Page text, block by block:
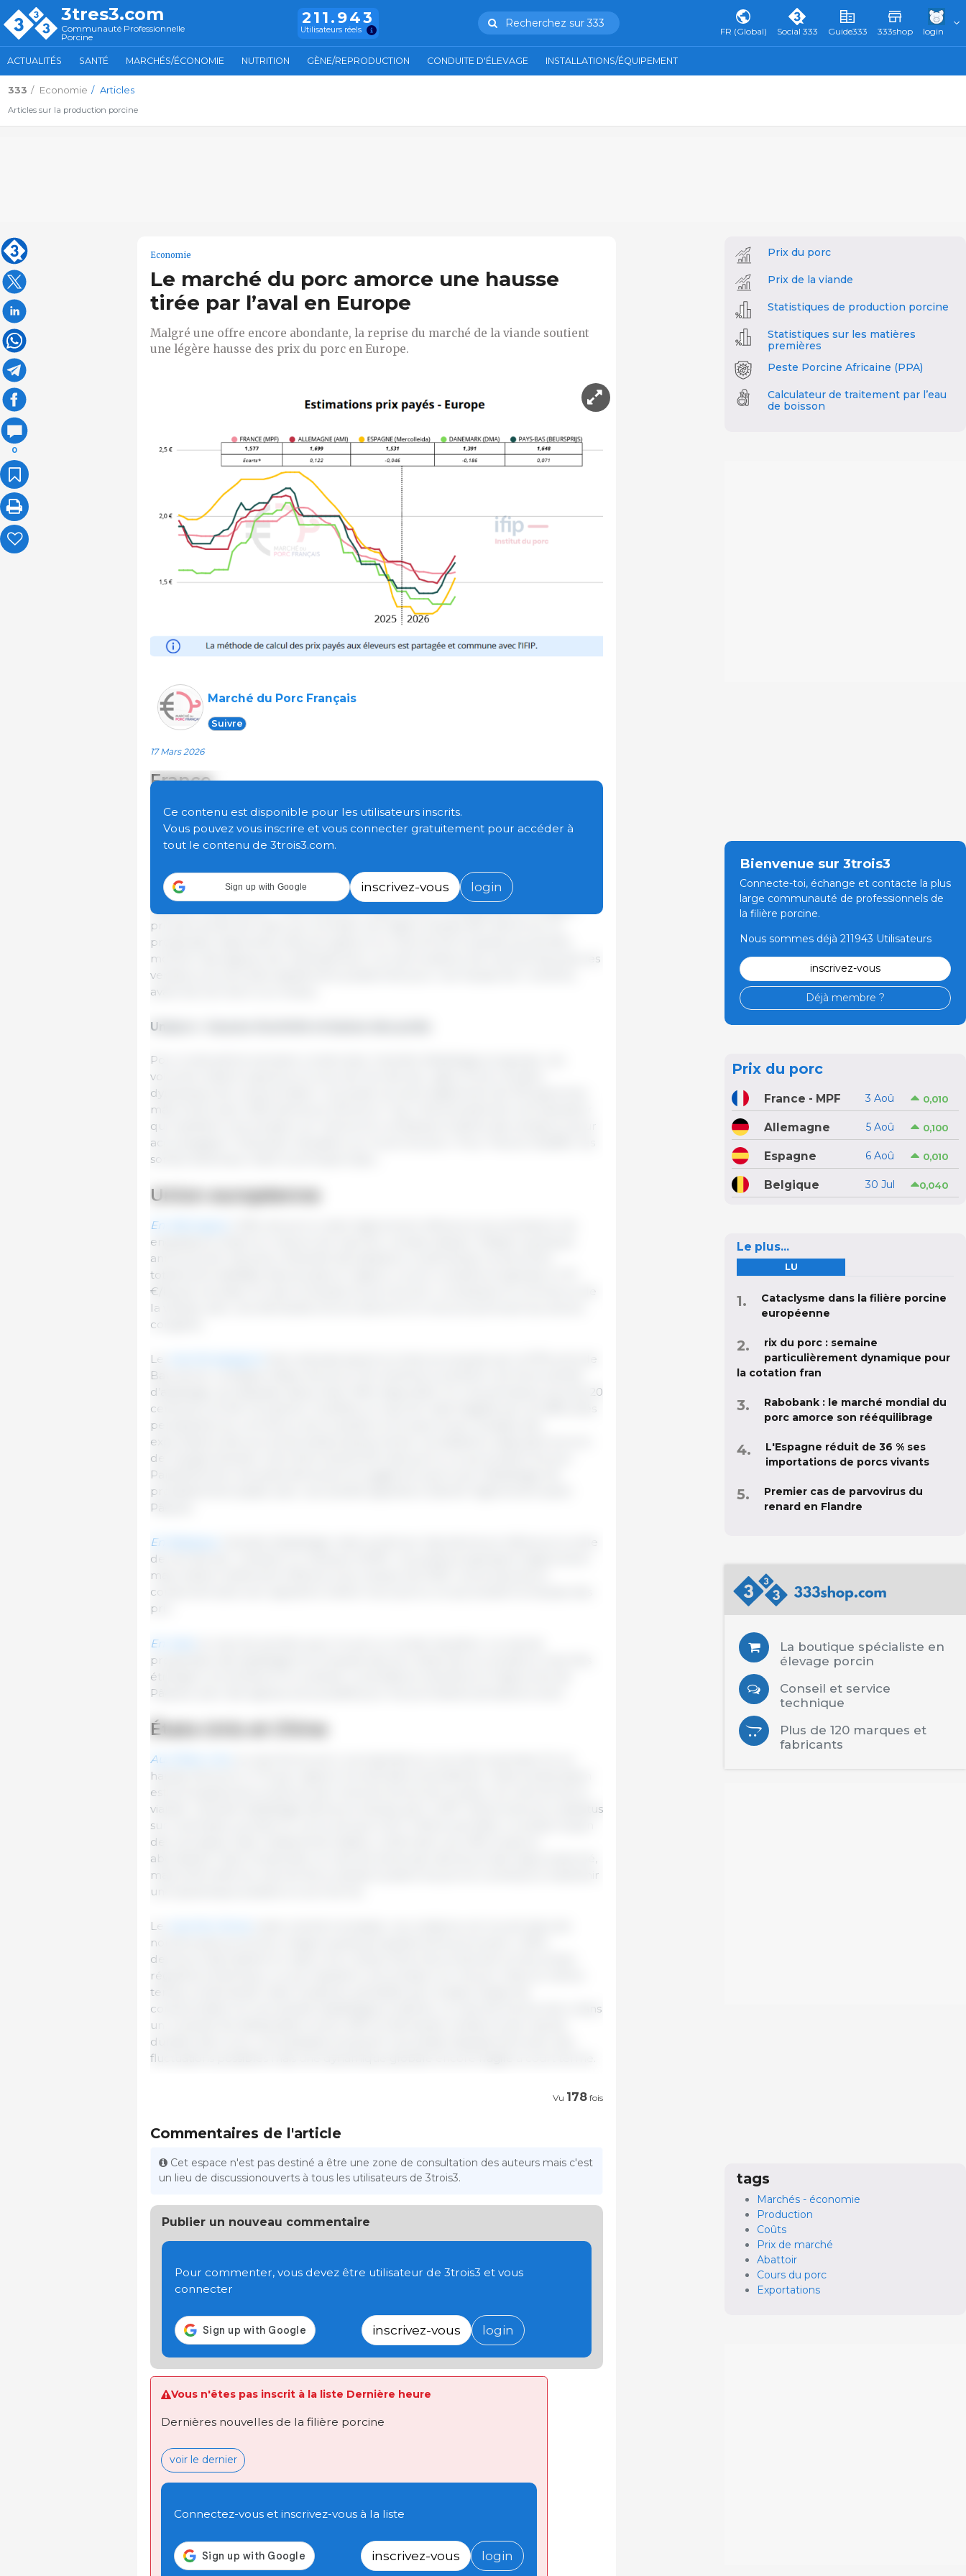
3tres3.com
Communauté Professionnelle
Porcine
211.943
Utilisateurs réels
Recherchez sur 333
FR (Global) Social 333 Guide333 333shop login
ACTUALITÉS SANTÉ MARCHÉS/ÉCONOMIE NUTRITION GÈNE/REPRODUCTION CONDUITE D'ÉLEVAGE INSTALLATIONS/ÉQUIPEMENT
333 Economie Articles
Articles sur la production porcine
0
Economie
Le marché du porc amorce une hausse
tirée par l’aval en Europe
Malgré une offre encore abondante, la reprise du marché de la viande soutient
une légère hausse des prix du porc en Europe.
Marché du Porc Français
Suivre
17 Mars 2026
France
MPF : première hausse de l’année
La première hausse de l’année constitue toujours un moment symbolique, très
comme le point de bascule entre une phase de résorption des excédents de
porcs et une raréfaction de l’offre. Néanmoins, le scénario est quelque peu
différent cette année : l’offre de porcs reste encore conséquente et le signal
provient plutôt de l’aval, qui concède une légère hausse afin d’amorcer la
progression saisonnière des prix grâce à un marché de la viande qui semble
montrer des signaux de redressement. Lors de la séance de marché de jeudi, les
vendeurs se sont ainsi rapidement positionnés pour une hausse de 1 centime,
avant de s’en tenir à ce niveau.
Uniporc : hausse d’activité et baisse des poids
Pour la deuxième semaine consécutive, l’activité d’abattage progresse. Les
volumes restent supérieurs à ceux de l’an dernier, signe d’une certaine
dynamique de consommation. Les poids reculent également de 100 grammes,
mais l’écart avec 2025 demeure d’environ 1 kg. C’est précisément cet indicateur
qui maintient une pression sur l’amont et complique la tâche des vendeurs pour
accompagner l’impulsion haussière sur le prix du porc. Pour l’heure, fluidifier les
sorties d’animaux reste le principal enjeu.
Union européenne
En Allemagne
engraisseurs étant en mesure de reporter certains départ. Malgré quelques
annonces de réduction d’activité des abattoirs, la demande ne peut être
totalement satisfaite dans plusieurs régions. Le prix conseillé progresse à 1,70
€/kg de carcasse. En aval, la hausse du prix du porc complique le commerce de
la viande, avec une demande encore atone et un recours ponctuel aux stocks
congelés.
Le
s’est redressé après la chute provoquée par la PPA près de
Barcelone. La baisse initiale d’environ 30 centimes a entraîné une forte activité
d’abattage, qui dépasse désormais l’offre disponible. En cinq semaines, plus de 20
centimes ont été récupérés. Toutefois, le marché reste fragilisé par les difficultés
persistantes du commerce de la viande en Europe et par la baisse des
exportations liée aux droits antidumping chinois. Les abattoirs, disposant encore
de marges élevées, cherchent activement des porcs, ce qui soutient les prix.
Parallèlement, les poids diminuent et suggèrent que le pic d’abattage est
probablement passé, avec une activité appelée à ralentir légèrement avant
Pâques.
En Belgique,
l’activité d’abattage reste soutenue mais demeure inférieure à celle
de l’an dernier, révélant un manque d’offre. Les poids progressent légèrement
mais restent nettement inférieurs aux niveaux de 2025. Les producteurs
conservent ainsi une capacité à retenir leurs porcs, ce qui soutient la hausse des
prix.
En Italie
progressive des abattages et la hausse des prix observée sur plusieurs marchés
étrangers ont amélioré le contexte. La tendance s’améliore à l’approche de
Pâques, avec des signaux plus positifs pour les prochaines semaines à venir.
États-Unis et Chine
Aux États-Unis
hausse d’environ 1,7 % par rapport à la semaine précédente. Cette amélioration
est principalement soutenue par la bonne tenue de la valeur du marché de la
viande. L’activité d’abattage demeure élevée avec 2,497 millions de porcs abattus
sur la semaine, portant le cumul annuel à 23,7 millions de têtes. Le poids moyen
des carcasses reste relativement stable, confirmant une offre toujours
abondante. Dans l’ensemble, le marché américain demeure bien approvisionné,
mais la fermeté du marché de la viande soutient les prix et contribue à maintenir
une dynamique positive à court terme.
Le
nombreuses provinces, malgré quelques ajustements ponctuels. L’offre
demeure abondante en raison d’un niveau élevé de production et de sorties
régulières d’animaux, ce qui maintient une pression sur les prix. Dans le même
temps, la demande reste modérée, pénalisée par la saison basse de
consommation et une activité d’abattage prudente. Le marché évolue donc dans
un contexte de déséquilibre entre offre et demande, limitant toute reprise
durable des cours. Les analystes évoquent une phase d’ajustement avec des
fluctuations possibles mais une dynamique globale encore fragile à court terme.
Ce contenu est disponible pour les utilisateurs inscrits.
Vous pouvez vous inscrire et vous connecter gratuitement pour accéder à
tout le contenu de 3trois3.com.
Sign up with Google inscrivez-vous login
Vu 178 fois
Commentaires de l'article
Cet espace n'est pas destiné a être une zone de consultation des auteurs mais c'est
un lieu de discussionouverts à tous les utilisateurs de 3trois3.
Publier un nouveau commentaire
Pour commenter, vous devez être utilisateur de 3trois3 et vous
connecter
inscrivez-vous login
Vous n'êtes pas inscrit à la liste Dernière heure
Dernières nouvelles de la filière porcine
voir le dernier
Connectez-vous et inscrivez-vous à la liste
inscrivez-vous login
Prix du porc
Prix de la viande
Statistiques de production porcine
Statistiques sur les matières
premières
Peste Porcine Africaine (PPA)
Calculateur de traitement par l’eau
de boisson
Bienvenue sur 3trois3
Connecte-toi, échange et contacte la plus
large communauté de professionnels de
la filière porcine.
Nous sommes déjà 211943 Utilisateurs
inscrivez-vous
Déjà membre ?
Prix du porc
France - MPF 3 Aoû 0,010
Allemagne 5 Aoû 0,100
Espagne 6 Aoû 0,010
Belgique 30 Jul 0,040
Le plus...
LU
Cataclysme dans la filière porcine
européenne
rix du porc : semaine
particulièrement dynamique pour
la cotation fran
Rabobank : le marché mondial du
porc amorce son rééquilibrage
L'Espagne réduit de 36 % ses
importations de porcs vivants
Premier cas de parvovirus du
renard en Flandre
La boutique spécialiste en
élevage porcin
Conseil et service
technique
Plus de 120 marques et
fabricants
tags
Marchés - économie
Production
Coûts
Prix de marché
Abattoir
Cours du porc
Exportations